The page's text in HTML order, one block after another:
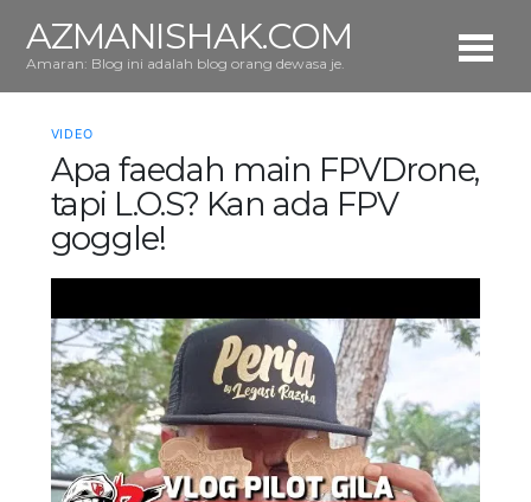
AZMANISHAK.COM
Amaran: Blog ini adalah blog orang dewasa je.
VIDEO
Apa faedah main FPVDrone,
tapi L.O.S? Kan ada FPV
goggle!